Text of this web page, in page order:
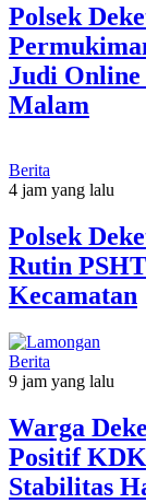
Polsek
Judi
Malam
Berita
4 jam yang lalu
Polsek
Rutin
Kecamatan
Berita
9 jam yang lalu
Warga
Positif
Stabilitas